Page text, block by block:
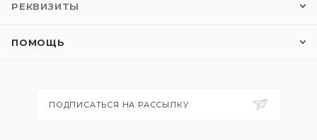
РЕКВИЗИТЫ
ПОМОЩЬ
ПОДПИСАТЬСЯ НА РАССЫЛКУ